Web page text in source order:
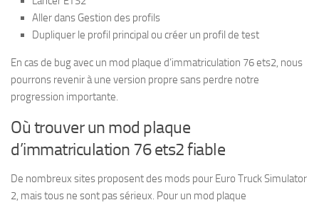
Aller dans Gestion des profils
Dupliquer le profil principal ou créer un profil de test
En cas de bug avec un mod plaque d’immatriculation 76 ets2, nous
pourrons revenir à une version propre sans perdre notre
progression importante.
Où trouver un mod plaque
d’immatriculation 76 ets2 fiable
De nombreux sites proposent des mods pour Euro Truck Simulator
2, mais tous ne sont pas sérieux. Pour un mod plaque